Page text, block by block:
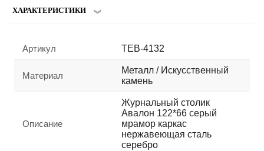
ХАРАКТЕРИСТИКИ
Артикул TEB-4132
Материал
Металл / Искусственный
камень
Описание
Журнальный столик
Авалон 122*66 серый
мрамор каркас
нержавеющая сталь
серебро